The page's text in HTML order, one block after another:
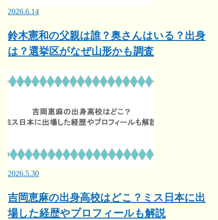
2026.6.14
鈴木憲和の父親は誰？奥さんはいる？出身
は？選挙区がなぜ山形かも調査
2026.5.30
吉岡恵麻の出身高校はどこ？ミス日本に出
場した経歴やプロフィールも解説